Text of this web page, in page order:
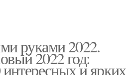
руками 2022.
2022 год:
и ярких